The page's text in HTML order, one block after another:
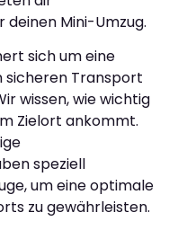
Mini-Umzug.
sich um eine
sicheren Transport
wissen, wie wichtig
Zielort ankommt.
speziell
um eine optimale
zu gewährleisten.